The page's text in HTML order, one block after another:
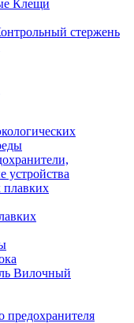
Клещи
стержень
устройства
Вилочный